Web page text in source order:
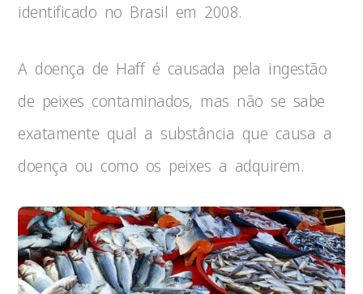
identificado no Brasil em 2008.
A doença de Haff é causada pela ingestão
de peixes contaminados, mas não se sabe
exatamente qual a substância que causa a
doença ou como os peixes a adquirem.